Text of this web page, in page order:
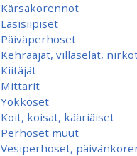
Kärsäkorennot
Lasisiipiset
Päiväperhoset
Kehrääjät, villaselät,
Kiitäjät
Mittarit
Yökköset
Koit, koisat, kääriäiset
Perhoset muut
Vesiperhoset,